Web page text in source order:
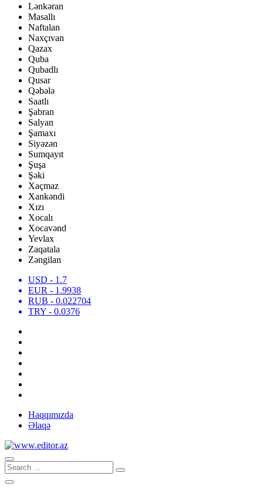
Lənkəran
Masallı
Naftalan
Naxçıvan
Qazax
Quba
Qubadlı
Qusar
Qəbələ
Saatlı
Şabran
Salyan
Şamaxı
Siyəzən
Sumqayıt
Şuşa
Şəki
Xaçmaz
Xankəndi
Xızı
Xocalı
Xocavənd
Yevlax
Zaqatala
Zəngilan
USD - 1.7
EUR - 1.9938
RUB - 0.022704
TRY - 0.0376
Haqqımızda
Əlaqə